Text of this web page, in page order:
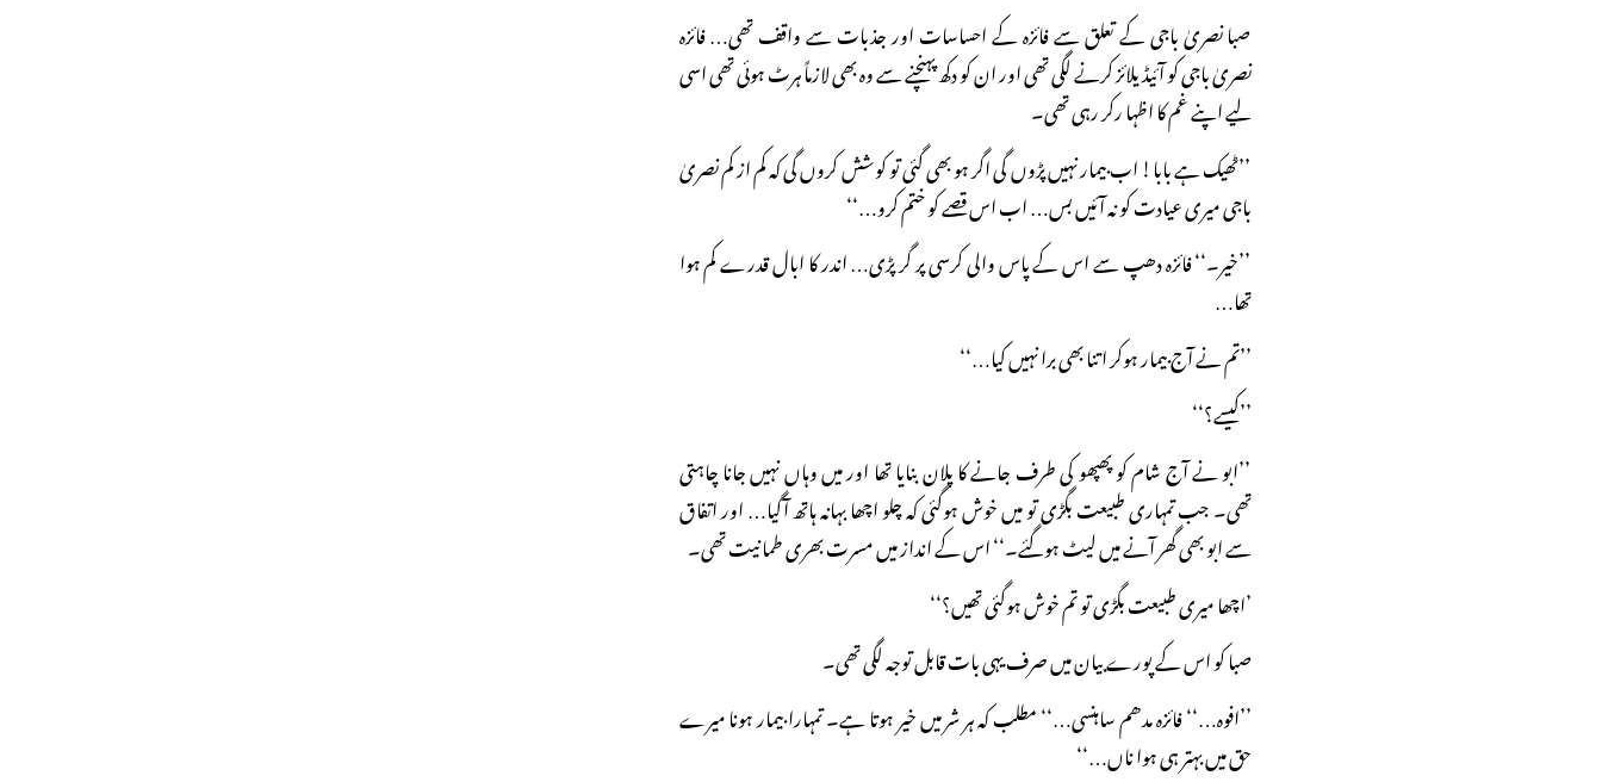
صبا نصریٰ باجی کے تعلق سے فائزہ کے احساسات اور جذبات سے واقف تھی… فائزہ
نصریٰ باجی کو آئیڈیلائز کرنے لگی تھی اور ان کو دکھ پہنچنے سے وہ بھی لازماً ہرٹ ہوئی تھی اسی
لیے اپنے غم کا اظہا رکر رہی تھی۔
’’ٹھیک ہے بابا! اب بیمار نہیں پڑوں گی اگر ہو بھی گئی تو کوشش کروں گی کہ کم از کم نصریٰ
باجی میری عیادت کو نہ آئیں بس… اب اس قصے کو ختم کرو…‘‘
’’خیر۔‘‘ فائزہ دھپ سے اس کے پاس والی کرسی پر گر پڑی… اندر کا ابال قدرے کم ہوا
تھا…
’’تم نے آج بیمار ہوکر اتنا بھی برا نہیں کیا…‘‘
’’کیسے؟‘‘
’’ابو نے آج شام کو پھپھو کی طرف جانے کا پلان بنایا تھا اور میں وہاں نہیں جانا چاہتی
تھی۔ جب تمہاری طبیعت بگڑی تو میں خوش ہوگئی کہ چلو اچھا بہانہ ہاتھ آگیا… اور اتفاق
سے ابو بھی گھر آنے میں لیٹ ہوگئے۔‘‘ اس کے انداز میں مسرت بھری طمانیت تھی۔
’اچھا میری طبیعت بگڑی تو تم خوش ہوگئی تھیں؟‘‘
صبا کو اس کے پورے بیان میں صرف یہی بات قابل توجہ لگی تھی۔
’’افوہ…‘‘ فائزہ مدھم ساہنسی…‘‘ مطلب کہ ہر شر میں خیر ہوتا ہے۔ تمہارا بیمار ہونا میرے
حق میں بہتر ہی ہوا ناں…‘‘